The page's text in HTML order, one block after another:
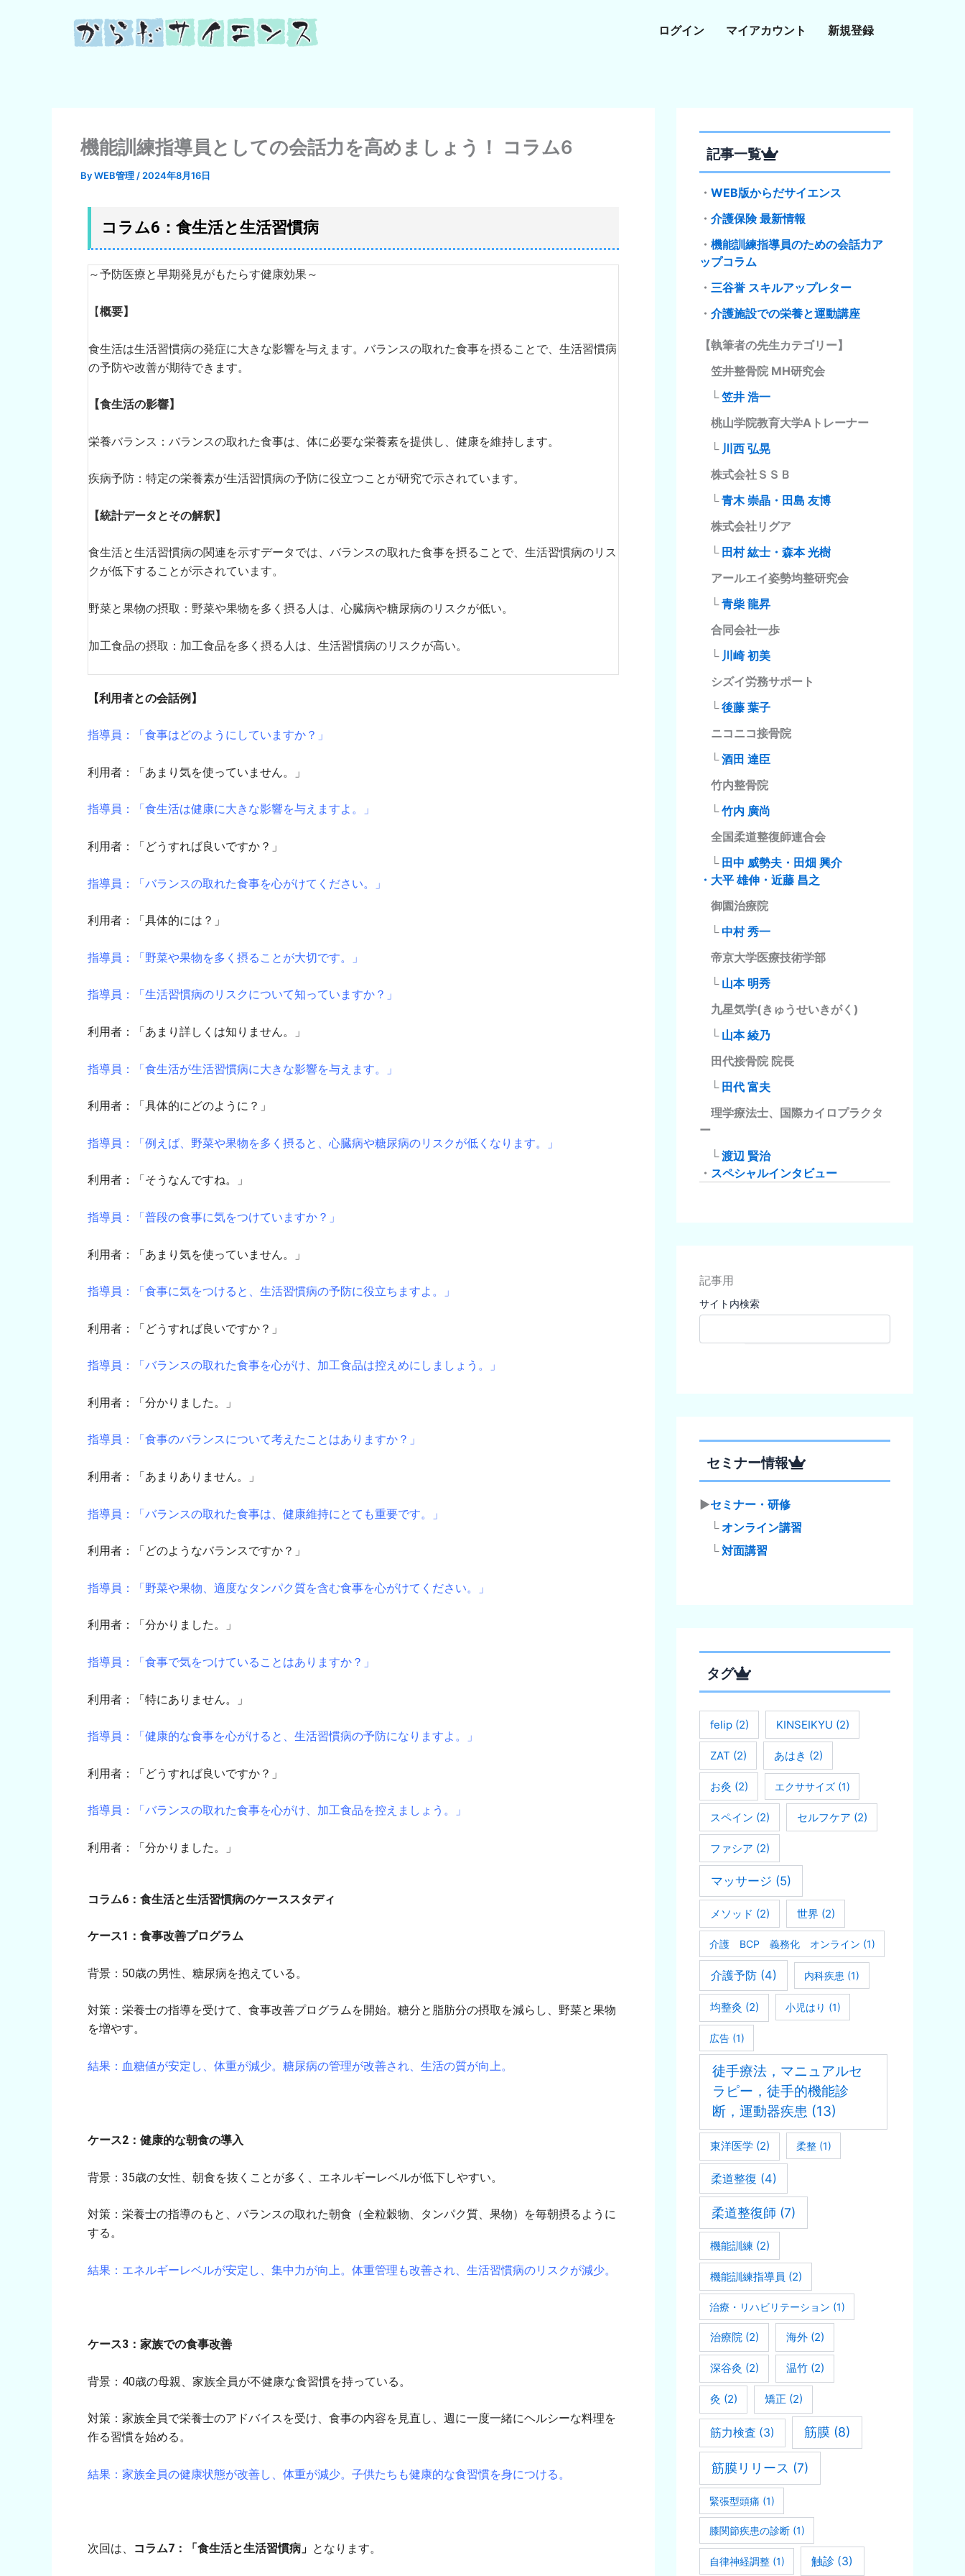
ログイン マイアカウント 新規登録
機能訓練指導員としての会話力を高めましょう！ コラム6
ByWEB管理 / 2024年8月16日
コラム6：食生活と生活習慣病
～予防医療と早期発見がもたらす健康効果～
【概要】
食生活は生活習慣病の発症に大きな影響を与えます。バランスの取れた食事を摂ることで、生活習慣病
の予防や改善が期待できます。
【食生活の影響】
栄養バランス：バランスの取れた食事は、体に必要な栄養素を提供し、健康を維持します。
疾病予防：特定の栄養素が生活習慣病の予防に役立つことが研究で示されています。
【統計データとその解釈】
食生活と生活習慣病の関連を示すデータでは、バランスの取れた食事を摂ることで、生活習慣病のリス
クが低下することが示されています。
野菜と果物の摂取：野菜や果物を多く摂る人は、心臓病や糖尿病のリスクが低い。
加工食品の摂取：加工食品を多く摂る人は、生活習慣病のリスクが高い。
【利用者との会話例】
指導員：「食事はどのようにしていますか？」
利用者：「あまり気を使っていません。」
指導員：「食生活は健康に大きな影響を与えますよ。」
利用者：「どうすれば良いですか？」
指導員：「バランスの取れた食事を心がけてください。」
利用者：「具体的には？」
指導員：「野菜や果物を多く摂ることが大切です。」
指導員：「生活習慣病のリスクについて知っていますか？」
利用者：「あまり詳しくは知りません。」
指導員：「食生活が生活習慣病に大きな影響を与えます。」
利用者：「具体的にどのように？」
指導員：「例えば、野菜や果物を多く摂ると、心臓病や糖尿病のリスクが低くなります。」
利用者：「そうなんですね。」
指導員：「普段の食事に気をつけていますか？」
利用者：「あまり気を使っていません。」
指導員：「食事に気をつけると、生活習慣病の予防に役立ちますよ。」
利用者：「どうすれば良いですか？」
指導員：「バランスの取れた食事を心がけ、加工食品は控えめにしましょう。」
利用者：「分かりました。」
指導員：「食事のバランスについて考えたことはありますか？」
利用者：「あまりありません。」
指導員：「バランスの取れた食事は、健康維持にとても重要です。」
利用者：「どのようなバランスですか？」
指導員：「野菜や果物、適度なタンパク質を含む食事を心がけてください。」
利用者：「分かりました。」
指導員：「食事で気をつけていることはありますか？」
利用者：「特にありません。」
指導員：「健康的な食事を心がけると、生活習慣病の予防になりますよ。」
利用者：「どうすれば良いですか？」
指導員：「バランスの取れた食事を心がけ、加工食品を控えましょう。」
利用者：「分かりました。」
コラム6：食生活と生活習慣病のケーススタディ
ケース1：食事改善プログラム
背景：50歳の男性、糖尿病を抱えている。
対策：栄養士の指導を受けて、食事改善プログラムを開始。糖分と脂肪分の摂取を減らし、野菜と果物
を増やす。
結果：血糖値が安定し、体重が減少。糖尿病の管理が改善され、生活の質が向上。
ケース2：健康的な朝食の導入
背景：35歳の女性、朝食を抜くことが多く、エネルギーレベルが低下しやすい。
対策：栄養士の指導のもと、バランスの取れた朝食（全粒穀物、タンパク質、果物）を毎朝摂るように
する。
結果：エネルギーレベルが安定し、集中力が向上。体重管理も改善され、生活習慣病のリスクが減少。
ケース3：家族での食事改善
背景：40歳の母親、家族全員が不健康な食習慣を持っている。
対策：家族全員で栄養士のアドバイスを受け、食事の内容を見直し、週に一度一緒にヘルシーな料理を
作る習慣を始める。
結果：家族全員の健康状態が改善し、体重が減少。子供たちも健康的な食習慣を身につける。
次回は、 コラム7：「食生活と生活習慣病」 となります。
記事一覧
・ WEB版からだサイエンス
・ 介護保険 最新情報
・ 機能訓練指導員のための会話力ア
ップコラム
・ 三谷誉 スキルアップレター
・ 介護施設での栄養と運動講座
【執筆者の先生カテゴリー】
笠井整骨院 MH研究会
└笠井 浩一
桃山学院教育大学Aトレーナー
└ 川西 弘晃
株式会社ＳＳＢ
└青木 崇晶・田島 友博
株式会社リグア
└ 田村 紘士・森本 光樹
アールエイ姿勢均整研究会
└青柴 龍昇
合同会社一歩
└ 川崎 初美
シズイ労務サポート
└後藤 葉子
ニコニコ接骨院
└酒田 達臣
竹内整骨院
└竹内 廣尚
全国柔道整復師連合会
└ 田中 威勢夫・田畑 興介
・大平 雄伸・近藤 昌之
御園治療院
└中村 秀一
帝京大学医療技術学部
└ 山本 明秀
九星気学(きゅうせいきがく)
└ 山本 綾乃
田代接骨院 院長
└ 田代 富夫
理学療法士、国際カイロプラクタ
ー
└渡辺 賢治
・ スペシャルインタビュー
記事用
サイト内検索
セミナー情報
▶セミナー・研修
└オンライン講習
└対面講習
タグ
felip(2) KINSEIKYU (2)
ZAT (2) あはき (2)
お灸 (2) エクササイズ(1)
スペイン (2) セルフケア (2)
ファシア (2)
マッサージ (5)
メソッド (2) 世界 (2)
介護 BCP 義務化 オンライン (1)
介護予防(4) 内科疾患 (1)
均整灸 (2) 小児はり (1)
広告(1)
徒手療法，マニュアルセ
ラピー，徒手的機能診
断，運動器疾患 (13)
東洋医学(2) 柔整(1)
柔道整復 (4)
柔道整復師 (7)
機能訓練(2)
機能訓練指導員 (2)
治療・リハビリテーション (1)
治療院(2) 海外(2)
深谷灸 (2) 温竹(2)
灸 (2) 矯正 (2)
筋力検査 (3) 筋膜 (8)
筋膜リリース (7)
緊張型頭痛 (1)
膝関節疾患の診断(1)
自律神経調整(1) 触診 (3)